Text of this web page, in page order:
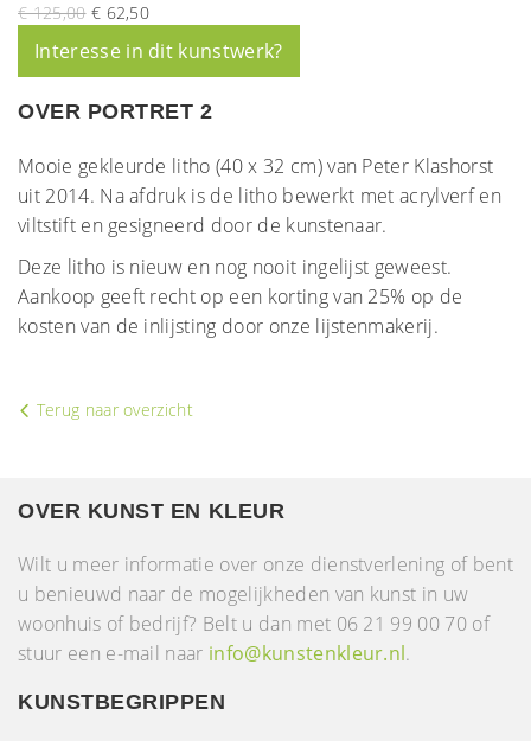
€ 125,00 € 62,50
Interesse in dit kunstwerk?
OVER PORTRET 2
Mooie gekleurde litho (40 x 32 cm) van Peter Klashorst
uit 2014. Na afdruk is de litho bewerkt met acrylverf en
viltstift en gesigneerd door de kunstenaar.
Deze litho is nieuw en nog nooit ingelijst geweest.
Aankoop geeft recht op een korting van 25% op de
kosten van de inlijsting door onze lijstenmakerij.
Terug naar overzicht
OVER KUNST EN KLEUR
Wilt u meer informatie over onze dienstverlening of bent
u benieuwd naar de mogelijkheden van kunst in uw
woonhuis of bedrijf? Belt u dan met 06 21 99 00 70 of
stuur een e-mail naar info@kunstenkleur.nl.
KUNSTBEGRIPPEN